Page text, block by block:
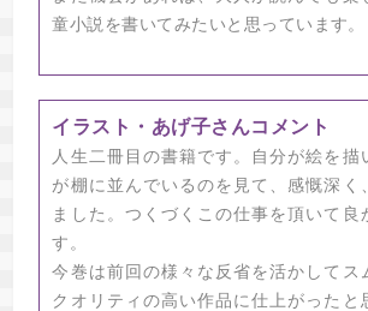
童小説を書いてみたいと思っています。
イラスト・あげ子さんコメント
人生二冊目の書籍です。自分が絵を描
が棚に並んでいるのを見て、感慨深く
ました。つくづくこの仕事を頂いて良
す。
今巻は前回の様々な反省を活かしてス
クオリティの高い作品に仕上がったと